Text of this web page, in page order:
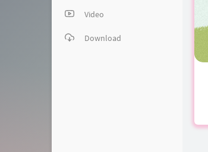
Video
Download